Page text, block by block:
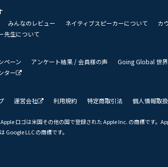
みんなのレビュー ネイティブスピーカーについて
カ
先生について
ペーン アンケート結果 / 会員様の声 Going Global 世
ター
運営会社 利用規約 特定商取引法 個人情報取
ロゴは米国その他の国で登録された Apple Inc. の商標です。
Google LLC の商標です。